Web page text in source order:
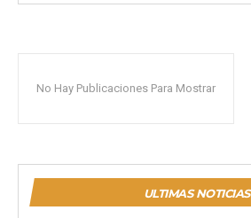
No Hay Publicaciones Para Mostrar
ULTIMAS NOTICIAS